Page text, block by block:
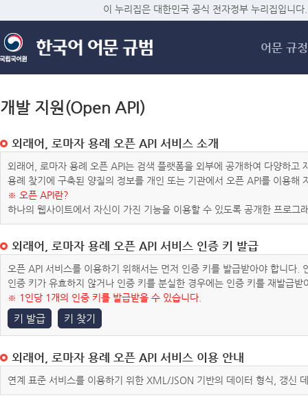
메
이 누리집은 대한민국 공식 전자정부 누리집입니다.
어문 규정
개발 지원(Open API)
외래어, 로마자 용례 오픈 API 서비스 소개
외래어, 로마자 용례 오픈 API는 검색 플랫폼을 외부에 공개하여 다양하
용례 찾기에 구축된 양질의 정보를 개인 또는 기관에서 오픈 API를 이용해
※ 오픈 API란?
하나의 웹사이트에서 자신이 가진 기능을 이용할 수 있도록 공개한 프로그
외래어, 로마자 용례 오픈 API 서비스 인증 키 발급
오픈 API 서비스를 이용하기 위해서는 먼저 인증 키를 발급받아야 합니다
인증 키가 유효하지 않거나 인증 키를 분실한 경우에는 인증 키를 재발급받
※ 1인당 1개의 인증 키를 발급받을 수 있습니다.
키 발급 키 찾기
외래어, 로마자 용례 오픈 API 서비스 이용 안내
연계 표준 서비스를 이용하기 위한 XML/JSON 기반의 데이터 형식, 갱신